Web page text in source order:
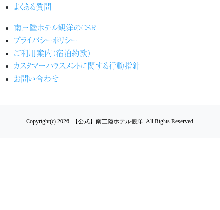
よくある質問
南三陸ホテル観洋のCSR
プライバシーポリシー
ご利用案内（宿泊約款）
カスタマーハラスメントに関する行動指針
お問い合わせ
Copyright(c) 2026. 【公式】南三陸ホテル観洋. All Rights Reserved.